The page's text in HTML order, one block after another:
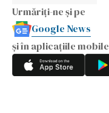
Urmăriți-ne și pe
Google News
și în aplicațiile mobile